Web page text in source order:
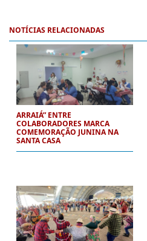
NOTÍCIAS RELACIONADAS
ARRAIÁ” ENTRE
COLABORADORES MARCA
COMEMORAÇÃO JUNINA NA
SANTA CASA